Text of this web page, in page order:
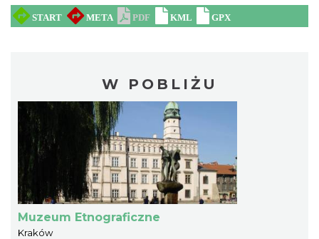
W POBLIŻU
Muzeum Etnograficzne
Kraków